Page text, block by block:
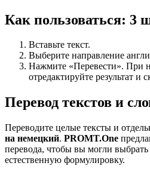
Как пользоваться: 3
Вставьте текст.
Выберите направление
Нажмите «Перевести». При
отредактируйте результат и
Перевод текстов и
Переводите целые тексты и
на немецкий. PROMT.One
перевода, чтобы вы могли
естественную формулировку.